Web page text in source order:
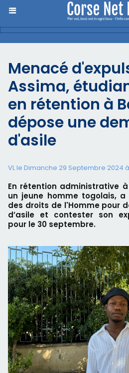
Menacé
Assima,
en rétention à
dépose une
d'asile
VL le Dimanche 29 Septembre 2024 à
En rétention administrative
un jeune homme togolais,
des droits de l'Homme pour
d’asile et contester son
pour le 30 septembre.